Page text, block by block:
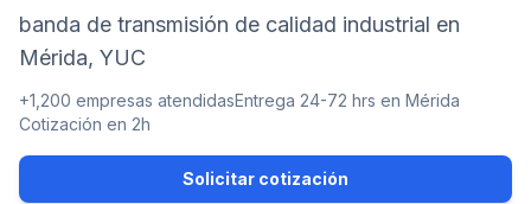
banda de transmisión de calidad industrial en
Mérida, YUC
+1,200 empresas atendidasEntrega 24-72 hrs en Mérida
Cotización en 2h
Solicitar cotización